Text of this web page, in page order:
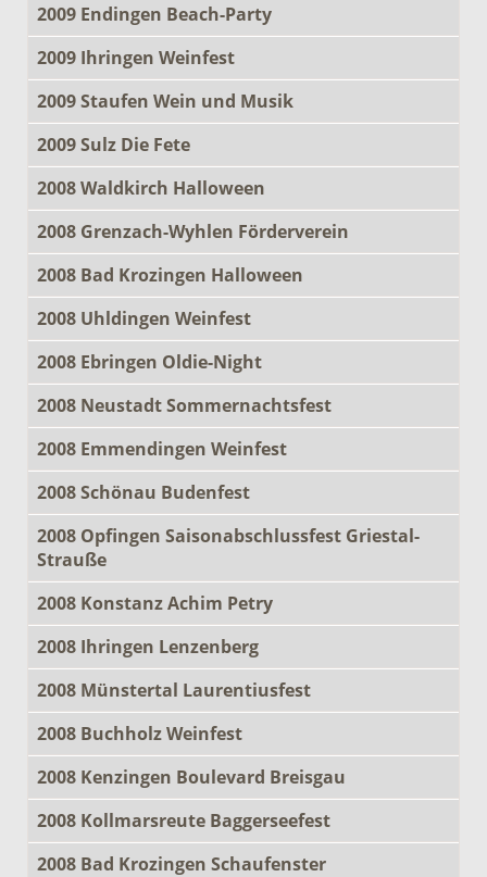
2009 Endingen Beach-Party
2009 Ihringen Weinfest
2009 Staufen Wein und Musik
2009 Sulz Die Fete
2008 Waldkirch Halloween
2008 Grenzach-Wyhlen Förderverein
2008 Bad Krozingen Halloween
2008 Uhldingen Weinfest
2008 Ebringen Oldie-Night
2008 Neustadt Sommernachtsfest
2008 Emmendingen Weinfest
2008 Schönau Budenfest
2008 Opfingen Saisonabschlussfest Griestal-
Strauße
2008 Konstanz Achim Petry
2008 Ihringen Lenzenberg
2008 Münstertal Laurentiusfest
2008 Buchholz Weinfest
2008 Kenzingen Boulevard Breisgau
2008 Kollmarsreute Baggerseefest
2008 Bad Krozingen Schaufenster